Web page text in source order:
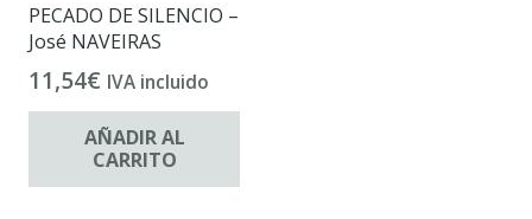
PECADO DE SILENCIO –
José NAVEIRAS
11,54€ IVA incluido
AÑADIR AL
CARRITO